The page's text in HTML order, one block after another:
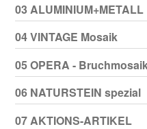
03 ALUMINIUM+METALL
04 VINTAGE Mosaik
05 OPERA -
06 NATURSTEIN spezial
07 AKTIONS-ARTIKEL